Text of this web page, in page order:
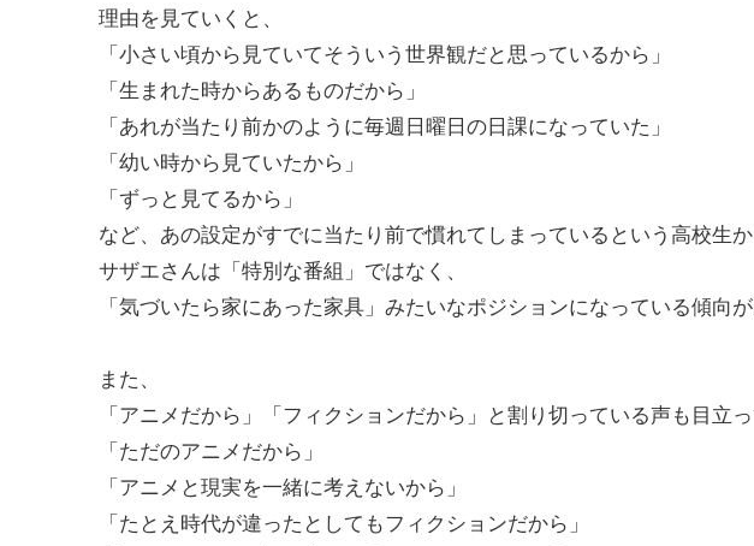
理由を見ていくと、
「小さい頃から見ていてそういう世界観だと思っているから」
「生まれた時からあるものだから」
「あれが当たり前かのように毎週日曜日の日課になっていた」
「幼い時から見ていたから」
「ずっと見てるから」
など、あの設定がすでに当たり前で慣れてしまっているという高校生か
サザエさんは「特別な番組」ではなく、
「気づいたら家にあった家具」みたいなポジションになっている傾向
また、
「アニメだから」「フィクションだから」と割り切っている声も目立っ
「ただのアニメだから」
「アニメと現実を一緒に考えないから」
「たとえ時代が違ったとしてもフィクションだから」